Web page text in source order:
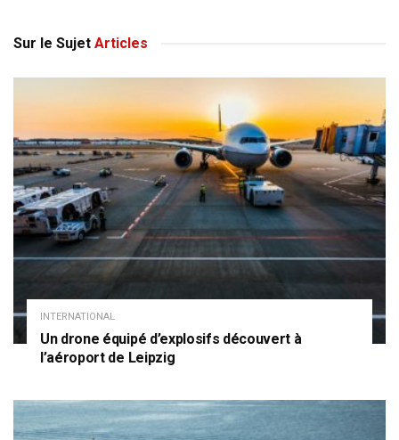
Sur le Sujet Articles
INTERNATIONAL
Un drone équipé d’explosifs découvert à
l’aéroport de Leipzig